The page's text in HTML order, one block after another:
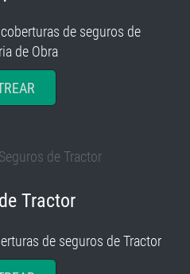
de seguros de
de Obra
Tractor
de seguros de Tractor